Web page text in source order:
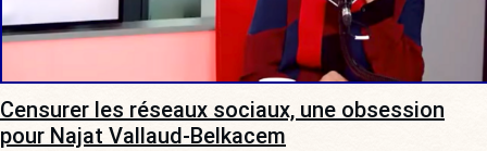
Censurer les réseaux sociaux, une obsession
pour Najat Vallaud-Belkacem